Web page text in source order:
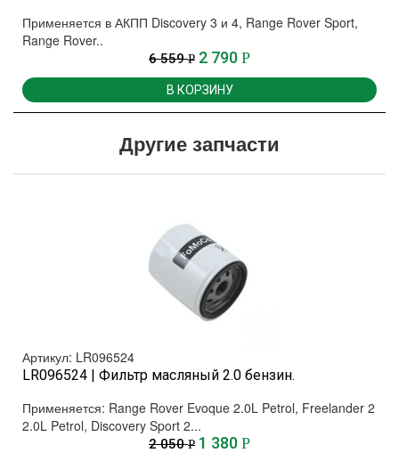
Применяется в АКПП Discovery 3 и 4, Range Rover Sport,
Range Rover..
6 559Р 2 790 Р
В КОРЗИНУ
Другие запчасти
Артикул: LR096524
LR096524 | Фильтр масляный 2.0 бензин.
Применяется: Range Rover Evoque 2.0L Petrol, Freelander 2
2.0L Petrol, Discovery Sport 2...
2 050Р 1 380 Р